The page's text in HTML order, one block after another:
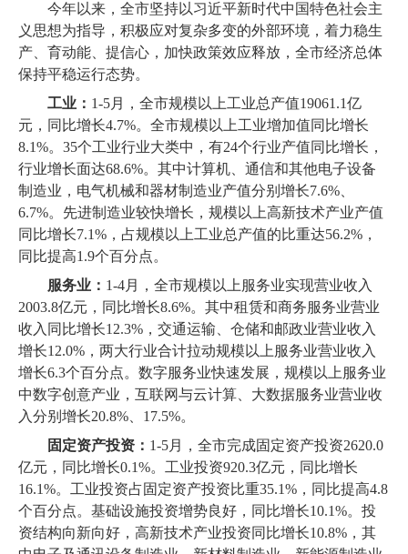
今年以来，全市坚持以习近平新时代中国特色社会主
义思想为指导，积极应对复杂多变的外部环境，着力稳生
产、育动能、提信心，加快政策效应释放，全市经济总体
保持平稳运行态势。
工业： 1-5月，全市规模以上工业总产值19061.1亿
元，同比增长4.7%。全市规模以上工业增加值同比增长
8.1%。35个工业行业大类中，有24个行业产值同比增长，
行业增长面达68.6%。其中计算机、通信和其他电子设备
制造业，电气机械和器材制造业产值分别增长7.6%、
6.7%。先进制造业较快增长，规模以上高新技术产业产值
同比增长7.1%，占规模以上工业总产值的比重达56.2%，
同比提高1.9个百分点。
服务业： 1-4月，全市规模以上服务业实现营业收入
2003.8亿元，同比增长8.6%。其中租赁和商务服务业营业
收入同比增长12.3%，交通运输、仓储和邮政业营业收入
增长12.0%，两大行业合计拉动规模以上服务业营业收入
增长6.3个百分点。数字服务业快速发展，规模以上服务业
中数字创意产业，互联网与云计算、大数据服务业营业收
入分别增长20.8%、17.5%。
固定资产投资： 1-5月，全市完成固定资产投资2620.0
亿元，同比增长0.1%。工业投资920.3亿元，同比增长
16.1%。工业投资占固定资产投资比重35.1%，同比提高4.8
个百分点。基础设施投资增势良好，同比增长10.1%。投
资结构向新向好，高新技术产业投资同比增长10.8%，其